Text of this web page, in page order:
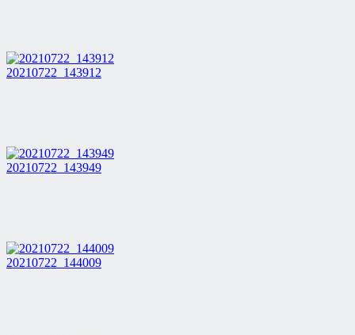
20210722_143912
20210722_143949
20210722_144009